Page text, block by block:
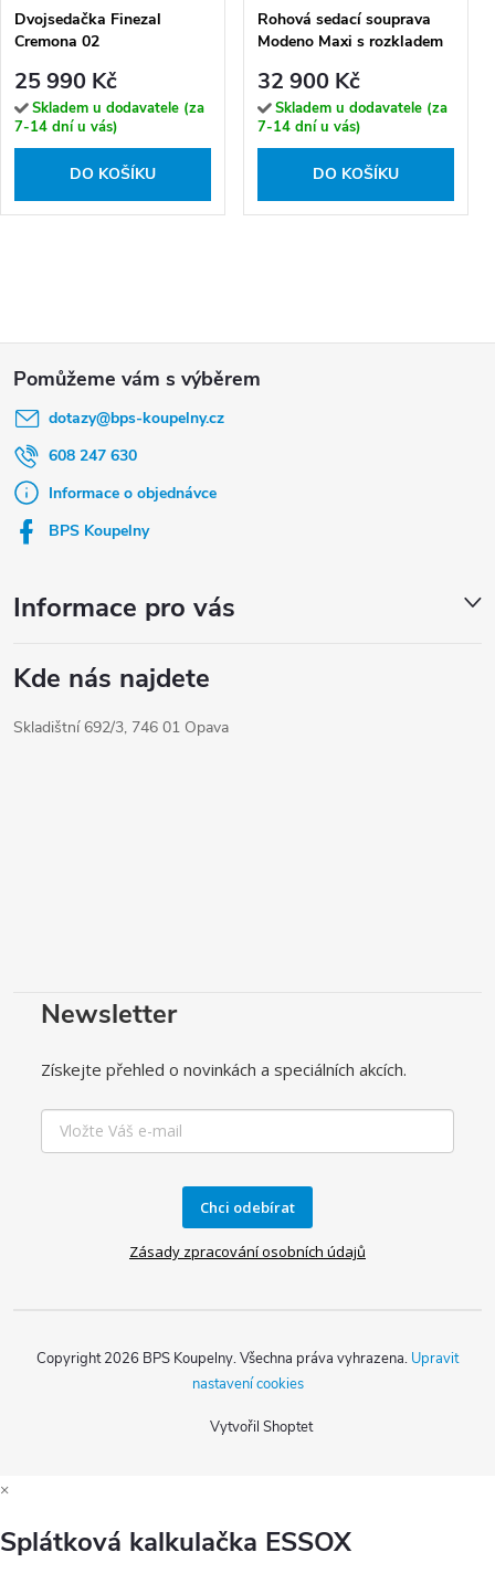
Dvojsedačka Finezal
Cremona 02
25 990 Kč
Skladem u dodavatele (za
7-14 dní u vás)
DO KOŠÍKU
Rohová sedací souprava
Modeno Maxi s rozkladem
32 900 Kč
Skladem u dodavatele (za
7-14 dní u vás)
DO KOŠÍKU
dotazy@bps-koupelny.cz
608 247 630
Informace o objednávce
BPS Koupelny
Informace pro vás
Kde nás najdete
Skladištní 692/3, 746 01 Opava
Newsletter
Získejte přehled o novinkách a speciálních akcích.
Chci odebírat
Zásady zpracování osobních údajů
Vytvořil Shoptet
Copyright 2026 BPS Koupelny. Všechna práva vyhrazena. Upravit
nastavení cookies
×
Splátková kalkulačka ESSOX